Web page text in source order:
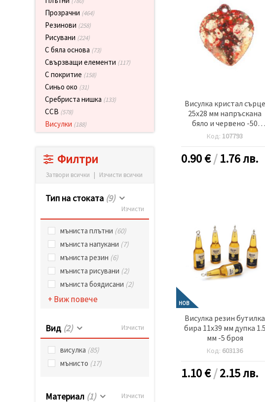
"бисквитки"
Прозрачни (464)
Резинови (258)
Рисувани (224)
С бяла основа (73)
Свързващи елементи (117)
С покритие (158)
Синьо око (31)
Сребриста нишка (133)
CCB (578)
Висулки (188)
Филтри
Затвори всички | Изчисти всички
Тип на стоката (9)
Изчисти
мъниста плътни (60)
мъниста напукани (7)
мъниста резин (6)
мъниста рисувани (2)
мъниста боядисани (2)
+ Виж повече
Вид (2) Изчисти
висулка (85)
мънисто (17)
Материал (1) Изчисти
Висулка кристал сърце
25x28 мм напръскана
бяло и червено -50
грама
Код: 107793
0.90€/1.76 лв.
НОВ
Висулка резин бутилка
бира 11x39 мм дупка 1.5
мм -5 броя
Код: 603136
1.10€/2.15 лв.